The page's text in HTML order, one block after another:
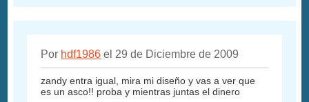
Por hdf1986 el 29 de Diciembre de 2009
zandy entra igual, mira mi diseño y vas a ver que
es un asco!! proba y mientras juntas el dinero